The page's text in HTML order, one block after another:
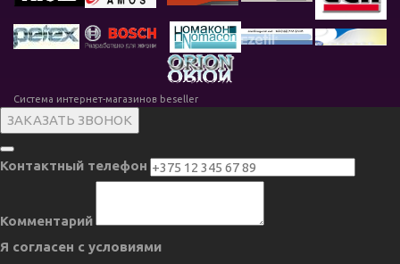
Система интернет-магазинов beseller
ЗАКАЗАТЬ ЗВОНОК
Контактный телефон
Комментарий
Я согласен с условиями